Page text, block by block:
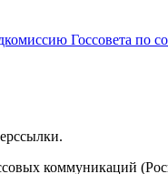
Госсовета по
коммуникаций